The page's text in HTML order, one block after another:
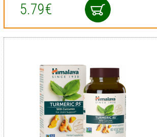
5.79€